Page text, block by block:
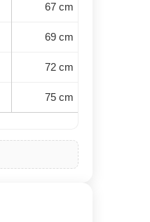
67 cm
69 cm
72 cm
75 cm